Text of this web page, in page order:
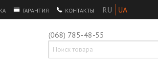
ГАРАНТИЯ КОНТАКТЫ
(068) 785-48-55